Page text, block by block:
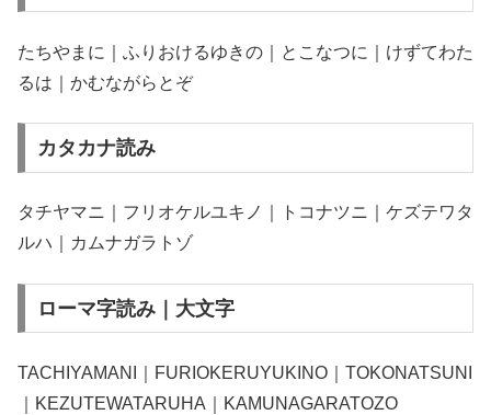
たちやまに｜ふりおけるゆきの｜とこなつに｜けずてわた
るは｜かむながらとぞ
カタカナ読み
タチヤマニ｜フリオケルユキノ｜トコナツニ｜ケズテワタ
ルハ｜カムナガラトゾ
ローマ字読み｜大文字
TACHIYAMANI｜FURIOKERUYUKINO｜TOKONATSUNI
｜KEZUTEWATARUHA｜KAMUNAGARATOZO